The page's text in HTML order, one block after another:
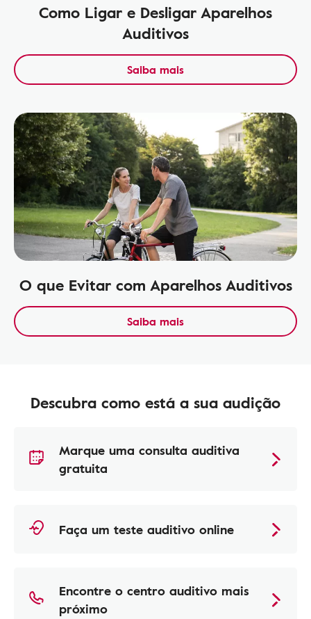
Como Ligar e Desligar Aparelhos
Auditivos
Saiba mais
O que Evitar com Aparelhos Auditivos
Saiba mais
Descubra como está a sua audição
Marque uma consulta auditiva
gratuita
Faça um teste auditivo online
Encontre o centro auditivo mais
próximo